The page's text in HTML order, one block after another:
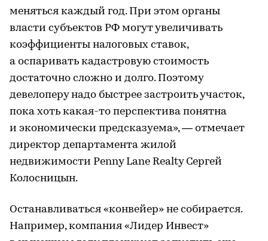
меняться каждый год. При этом органы
власти субъектов РФ могут увеличивать
коэффициенты налоговых ставок,
а оспаривать кадастровую стоимость
достаточно сложно и долго. Поэтому
девелоперу надо быстрее застроить участок,
пока хоть какая-то перспектива понятна
и экономически предсказуема», — отмечает
директор департамента жилой
недвижимости Penny Lane Realty Сергей
Колосницын.
Останавливаться «конвейер» не собирается.
Например, компания «Лидер Инвест»